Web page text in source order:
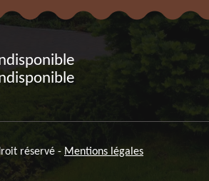
réservé - Mentions légales